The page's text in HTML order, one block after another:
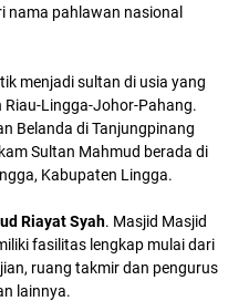
nama pahlawan nasional
menjadi sultan di usia yang
Lingga-Johor-Pahang.
Belanda di Tanjungpinang
Sultan Mahmud berada di
Kabupaten Lingga.
Riayat Syah. Masjid Masjid
fasilitas lengkap mulai dari
ruang takmir dan pengurus
lainnya.